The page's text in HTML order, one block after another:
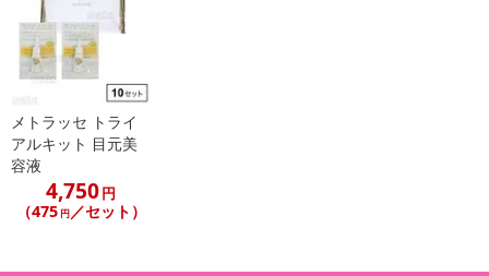
メトラッセ トライ
アルキット 目元美
容液
4,750円
（475 円／セット）